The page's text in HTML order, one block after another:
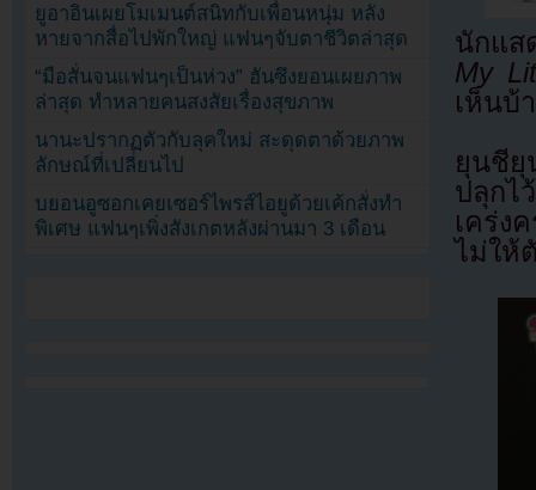
นักแส
My
เห็นบ้
ยุนชียุ
ปลุกไ
เคร่ง
ไม่ให้
ยูอาอินเผยโมเมนต์สนิทกับเพื่อนหนุ่ม หลัง
หายจากสื่อไปพักใหญ่ แฟนๆจับตาชีวิตล่าสุด
“มือสั่นจนแฟนๆเป็นห่วง” ฮันซึงยอนเผยภาพ
ล่าสุด ทำหลายคนสงสัยเรื่องสุขภาพ
นานะปรากฏตัวกับลุคใหม่ สะดุดตาด้วยภาพ
ลักษณ์ที่เปลี่ยนไป
บยอนอูซอกเคยเซอร์ไพรส์ไอยูด้วยเค้กสั่งทำ
พิเศษ แฟนๆเพิ่งสังเกตหลังผ่านมา 3 เดือน